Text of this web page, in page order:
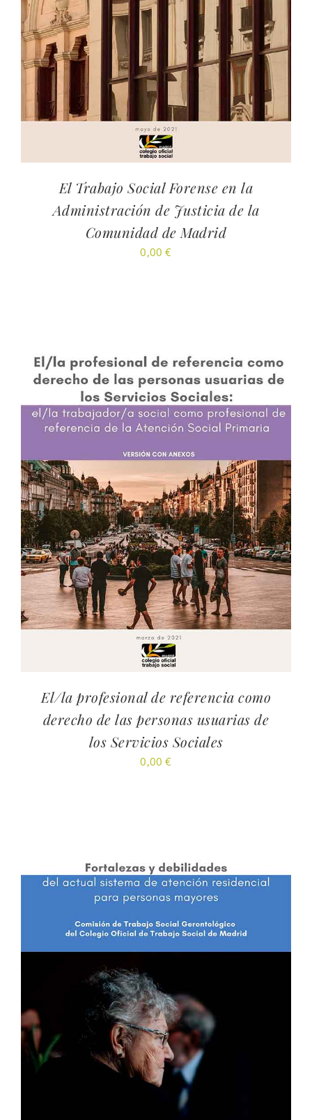
El Trabajo Social Forense en la
Administración de Justicia de la
Comunidad de Madrid
0,00€
El/la profesional de referencia como
derecho de las personas usuarias de
los Servicios Sociales
0,00€